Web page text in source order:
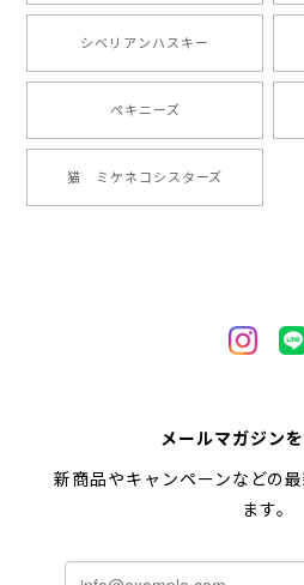
2024/05/22
2024/05/04
2024/05/04
シベリアンハスキー
ペキニーズ
猫 ミケネコシスターズ
メールマガジン
新商品やキャンペーンなどの
ます。